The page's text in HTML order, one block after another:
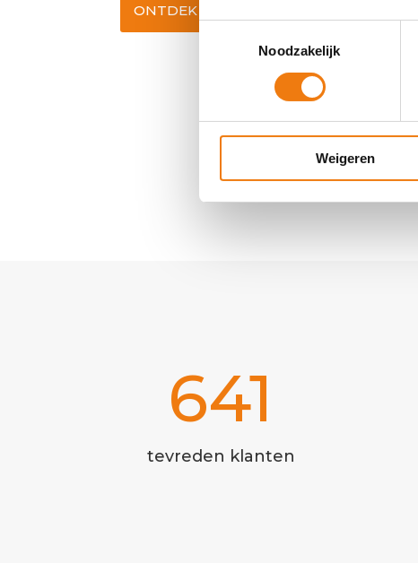
Toestemmingsselectie
Noodzakelijk
Weigeren
ONTDEK ONZE TOEGEVOEGDE WAARDE
641
tevreden klanten